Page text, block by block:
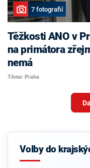
7 fotografií
Těžkosti ANO v
na primátora
nemá
Téma: Praha
Volby do